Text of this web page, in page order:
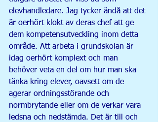
elevhandledare. Jag tycker ändå att det
är oerhört klokt av deras chef att ge
dem kompetensutveckling inom detta
område. Att arbeta i grundskolan är
idag oerhört komplext och man
behöver veta en del om hur man ska
tänka kring elever, oavsett om de
agerar ordningsstörande och
normbrytande eller om de verkar vara
ledsna och nedstämda. Det är till och